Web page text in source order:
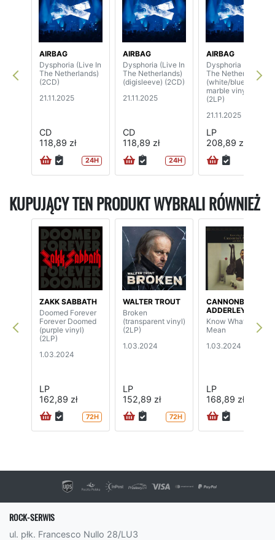
AIRBAG
Dysphoria (Live In
The Netherlands)
(2CD)
21.11.2025
CD
118,89 zł
24H
AIRBAG
Dysphoria (Live In
The Netherlands)
(digisleeve) (2CD)
21.11.2025
CD
118,89 zł
24H
AIRBAG
Dysphoria (Live In
The Netherlands)
(white/blue
marble vinyl)
(2LP)
21.11.2025
LP
208,89 zł
KUPUJĄCY TEN PRODUKT WYBRALI RÓWNIEŻ
ZAKK SABBATH
Doomed Forever
Forever Doomed
(purple vinyl)
(2LP)
1.03.2024
LP
162,89 zł
72H
WALTER TROUT
Broken
(transparent vinyl)
(2LP)
1.03.2024
LP
152,89 zł
72H
CANNONBAL
ADDERLEY
Know What I
Mean
1.03.2024
LP
168,89 zł
ROCK-SERWIS
ul. płk. Francesco Nullo 28/LU3